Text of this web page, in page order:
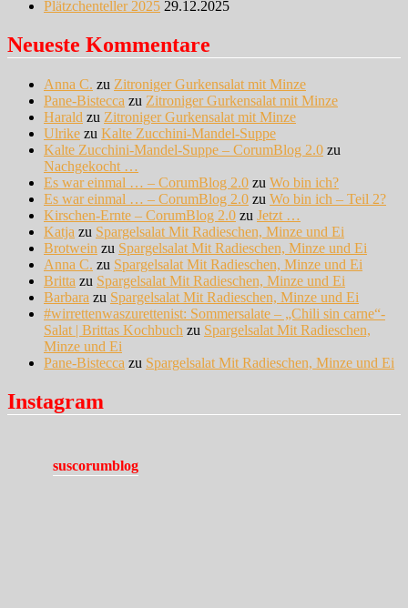
Plätzchenteller 2025 29.12.2025
Neueste Kommentare
Anna C. zu Zitroniger Gurkensalat mit Minze
Pane-Bistecca zu Zitroniger Gurkensalat mit Minze
Harald zu Zitroniger Gurkensalat mit Minze
Ulrike zu Kalte Zucchini-Mandel-Suppe
Kalte Zucchini-Mandel-Suppe – CorumBlog 2.0 zu
Nachgekocht …
Es war einmal … – CorumBlog 2.0 zu Wo bin ich?
Es war einmal … – CorumBlog 2.0 zu Wo bin ich – Teil 2?
Kirschen-Ernte – CorumBlog 2.0 zu Jetzt …
Katja zu Spargelsalat Mit Radieschen, Minze und Ei
Brotwein zu Spargelsalat Mit Radieschen, Minze und Ei
Anna C. zu Spargelsalat Mit Radieschen, Minze und Ei
Britta zu Spargelsalat Mit Radieschen, Minze und Ei
Barbara zu Spargelsalat Mit Radieschen, Minze und Ei
#wirrettenwaszurettenist: Sommersalate – „Chili sin carne“-
Salat | Brittas Kochbuch zu Spargelsalat Mit Radieschen,
Minze und Ei
Pane-Bistecca zu Spargelsalat Mit Radieschen, Minze und Ei
Instagram
suscorumblog